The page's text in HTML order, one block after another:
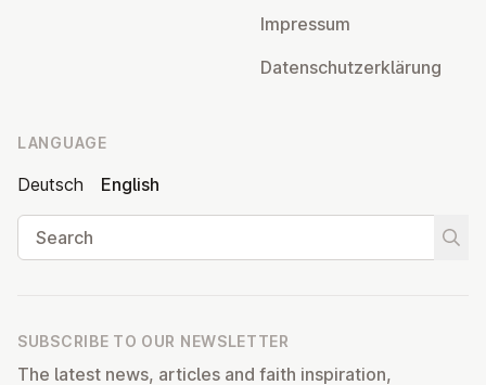
Impressum
Datens­chutzerklärung
LANGUAGE
Deutsch
English
Search
SUBSCRIBE TO OUR NEWSLETTER
The latest news, articles and faith inspiration,